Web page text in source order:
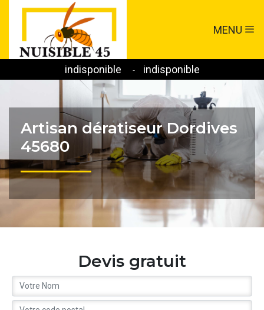
MENU
indisponible - indisponible
Artisan dératiseur Dordives
45680
Devis gratuit